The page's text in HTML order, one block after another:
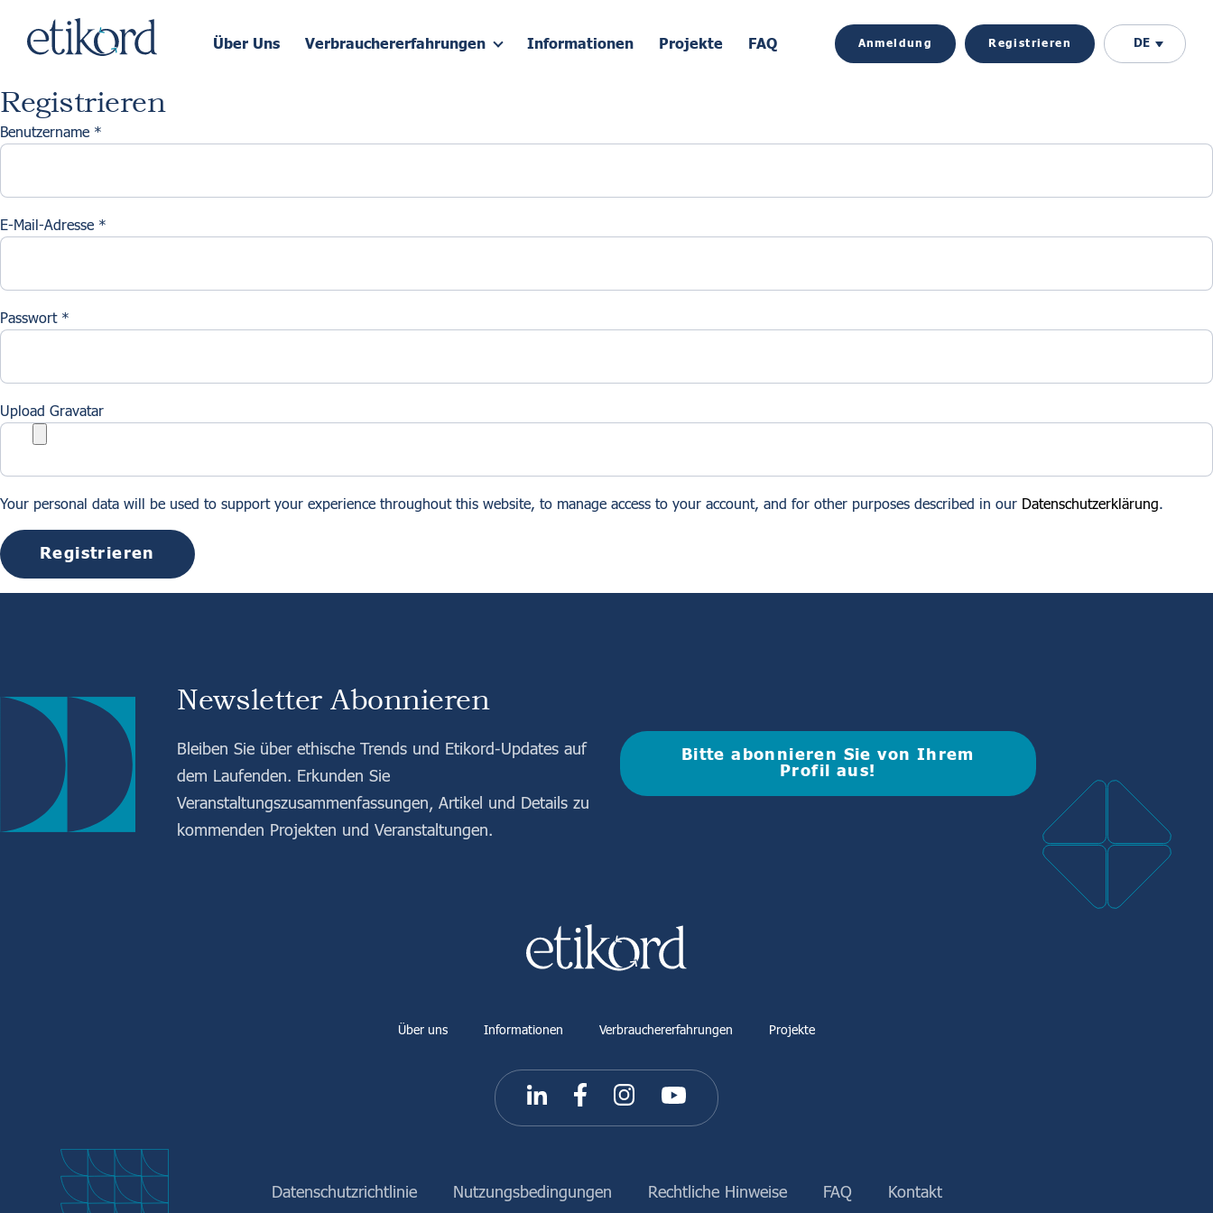
Über Uns Verbrauchererfahrungen Informationen Projekte FAQ Anmeldung Registrieren DE
Registrieren
Benutzername *
E-Mail-Adresse *
Passwort *
Upload Gravatar
Your personal data will be used to support your experience throughout this website, to manage access to your account, and for other purposes described in our Datenschutzerklärung.
Registrieren
Newsletter Abonnieren
Bleiben Sie über ethische Trends und Etikord-Updates auf
dem Laufenden. Erkunden Sie
Veranstaltungszusammenfassungen, Artikel und Details zu
kommenden Projekten und Veranstaltungen.
Bitte abonnieren Sie von Ihrem
Profil aus!
Über uns Informationen Verbrauchererfahrungen Projekte
Datenschutzrichtlinie Nutzungsbedingungen Rechtliche Hinweise FAQ Kontakt